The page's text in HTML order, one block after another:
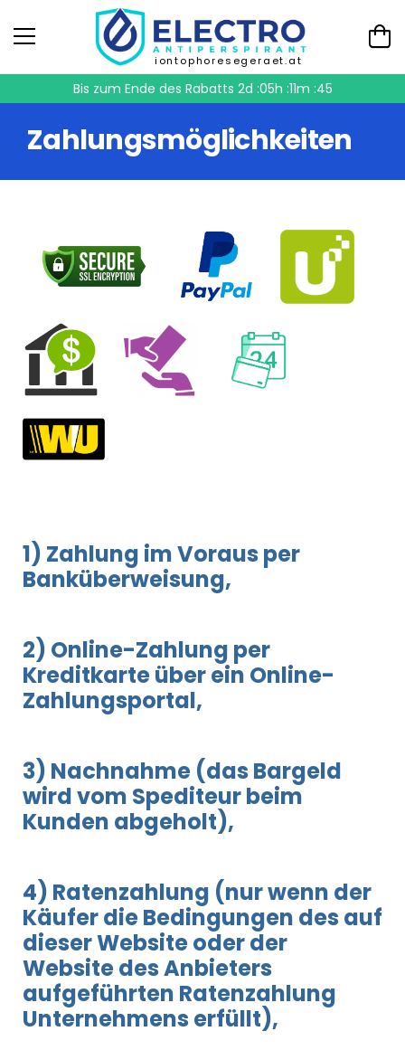
iontophoresegeraet.at
Bis zum Ende des Rabatts 2d :05h :11m :45
Zahlungsmöglichkeiten
1) Zahlung im Voraus per
Banküberweisung,
2) Online-Zahlung per
Kreditkarte über ein Online-
Zahlungsportal,
3) Nachnahme (das Bargeld
wird vom Spediteur beim
Kunden abgeholt),
4) Ratenzahlung (nur wenn der
Käufer die Bedingungen des auf
dieser Website oder der
Website des Anbieters
aufgeführten Ratenzahlung
Unternehmens erfüllt),